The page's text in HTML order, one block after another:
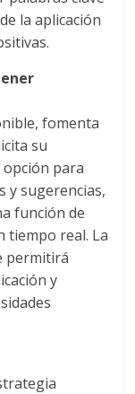
la aplicación
fomenta
su
para
y sugerencias,
función de
tiempo real. La
permitirá
y